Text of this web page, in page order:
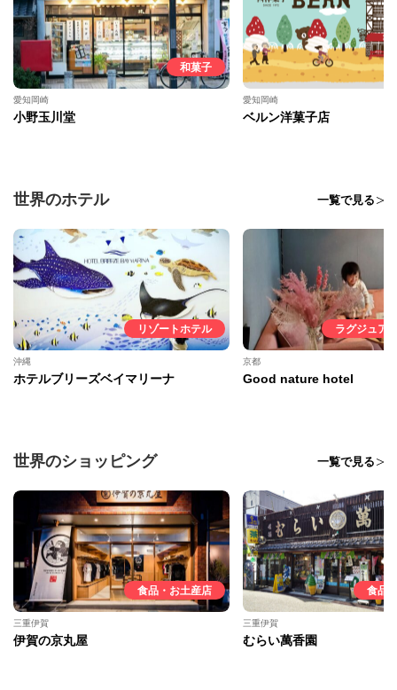
和菓子
愛知岡崎
小野玉川堂
愛知岡崎
ベルン洋菓子店
世界のホテル 一覧で見る
リゾートホテル
沖縄
ホテルブリーズベイマリーナ
ラグジュア
京都
Good nature hotel
世界のショッピング 一覧で見る
食品・お土産店
三重伊賀
伊賀の京丸屋
食品
三重伊賀
むらい萬香園